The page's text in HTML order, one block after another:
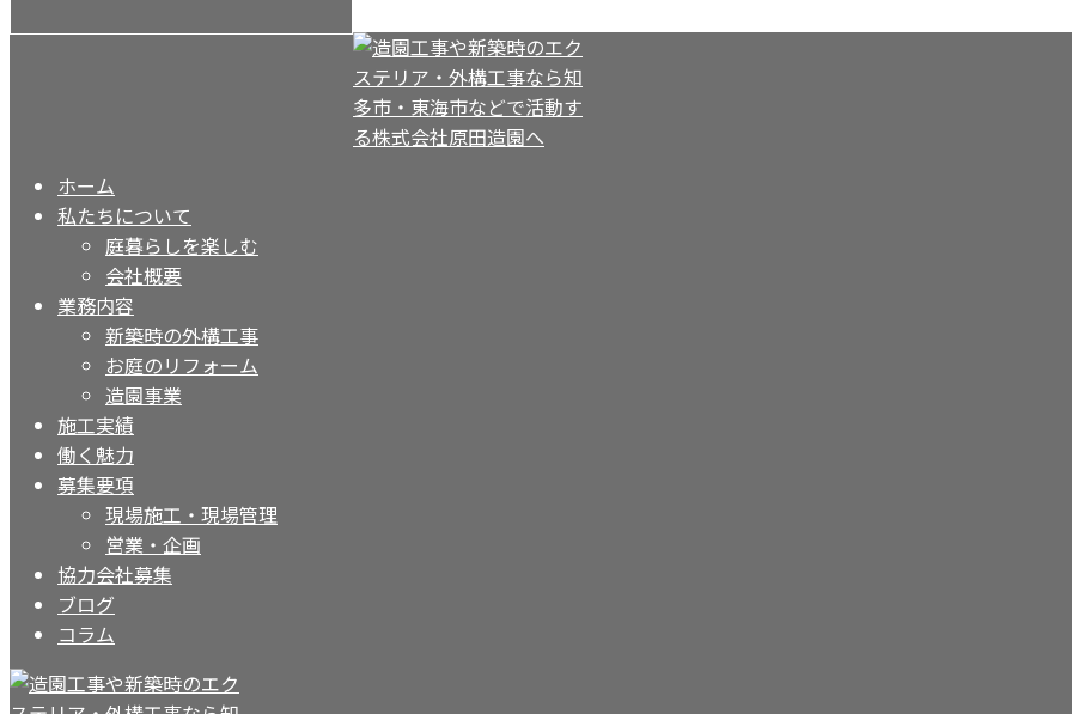
ホーム
私たちについて
庭暮らしを楽しむ
会社概要
業務内容
新築時の外構工事
お庭のリフォーム
造園事業
施工実績
働く魅力
募集要項
現場施工・現場管理
営業・企画
協力会社募集
ブログ
コラム